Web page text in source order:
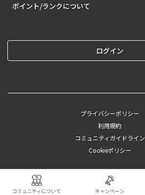
ポイント/ランクについて
ログイン
プライバシーポリシー
利用規約
コミュニティガイドライン
Cookieポリシー
©︎2025 CAINZ
コミュニティについて キャンペーン